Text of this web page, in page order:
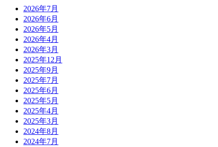
2026年7月
2026年6月
2026年5月
2026年4月
2026年3月
2025年12月
2025年9月
2025年7月
2025年6月
2025年5月
2025年4月
2025年3月
2024年8月
2024年7月